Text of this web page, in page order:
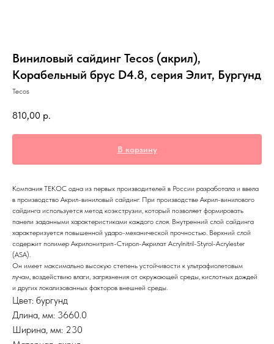
Виниловый сайдинг Tecos (акрил),
Корабельный брус D4.8, серия Элит, Бургунд
Tecos
810,00 р.
В корзину
Компания ТЕКОС одна из первых производителей в России разработала и ввела
в производство Акрил-виниловый сайдинг. При производстве Акрил-винилового
сайдинга используется метод коэкструзии, который позволяет формировать
панели заданными характеристиками каждого слоя. Внутренний слой сайдинга
характеризуется повышенной ударо-механической прочностью. Верхний слой
содержит полимер Акрилонитрип-Стирол-Акрилат Acrylnitril-Styrol-Acrylester
(ASA).
Он имеет максимально высокую степень устойчивости к ультрафиолетовым
лучам, воздействию влаги, загрязнения от окружающей среды, кислотных дождей
и других локализованных факторов внешней среды.
Цвет: бургунд
Длина, мм: 3660.0
Ширина, мм: 230